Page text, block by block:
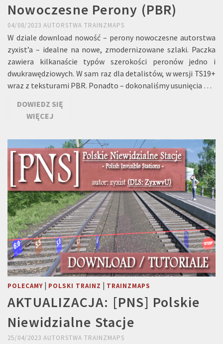
Nowoczesne Perony (PBR)
04/08/2023 AUTORSTWA TRAINZMAPS
W dziale download nowość – perony nowoczesne autorstwa
zyxist’a – idealne na nowe, zmodernizowane szlaki. Paczka
zawiera kilkanaście typów szerokości peronów jedno i
dwukrawędziowych. W sam raz dla detalistów, w wersji TS19+
wraz z teksturami PBR. Ponadto – dokonaliśmy usunięcia …
DOWIEDZ SIĘ
WIĘCEJ
POLECAMY | POLSKI TRAINZ | TRAINZMAPS
AKTUALIZACJA: [PNS] Polskie
Niewidzialne Stacje
25/04/2023 AUTORSTWA TRAINZMAPS